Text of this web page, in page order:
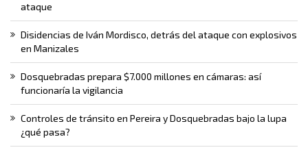
ataque
Disidencias de Iván Mordisco, detrás del ataque con explosivos
en Manizales
Dosquebradas prepara $7.000 millones en cámaras: así
funcionaría la vigilancia
Controles de tránsito en Pereira y Dosquebradas bajo la lupa
¿qué pasa?